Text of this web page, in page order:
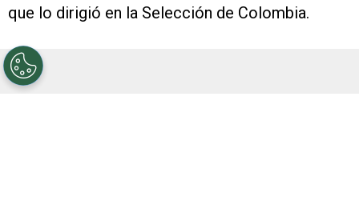
que lo dirigió en la Selección de Colombia.